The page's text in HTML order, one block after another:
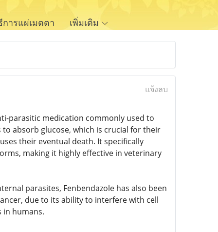
การแผ่เมตตา เพิ่มเติม
แจ้งลบ
parasitic medication commonly used to
absorb glucose, which is crucial for their
their eventual death. It specifically
making it highly effective in veterinary
parasites, Fenbendazole has also been
due to its ability to interfere with cell
in humans.